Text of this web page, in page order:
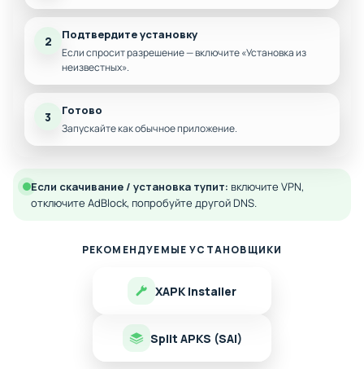
2 Подтвердите установку
Если спросит разрешение — включите «Установка из
неизвестных».
3 Готово
Запускайте как обычное приложение.
Если скачивание / установка тупит: включите VPN,
отключите AdBlock, попробуйте другой DNS.
РЕКОМЕНДУЕМЫЕ УСТАНОВЩИКИ
XAPK Installer
Split APKS (SAI)